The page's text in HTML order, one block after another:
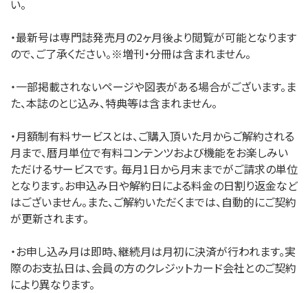
い。
・最新号は専門誌発売月の2ヶ月後より閲覧が可能となります
ので、ご了承ください。※増刊・分冊は含まれません。
・一部掲載されないページや図表がある場合がございます。ま
た、本誌のとじ込み、特典等は含まれません。
・月額制有料サービスとは、ご購入頂いた月からご解約される
月まで、暦月単位で有料コンテンツおよび機能をお楽しみい
ただけるサービスです。 毎月1日から月末までがご請求の単位
となります。お申込み日や解約日による料金の日割り返金など
はございません。また、ご解約いただくまでは、自動的にご契約
が更新されます。
・お申し込み月は即時、継続月は月初に決済が行われます。実
際のお支払日は、会員の方のクレジットカード会社とのご契約
により異なります。